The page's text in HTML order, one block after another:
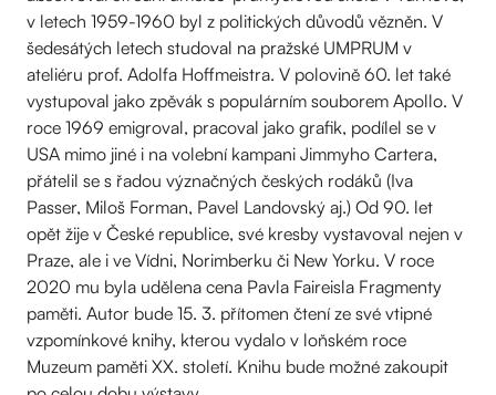
v letech 1959-1960 byl z politických důvodů vězněn. V
šedesátých letech studoval na pražské UMPRUM v
ateliéru prof. Adolfa Hoffmeistra. V polovině 60. let také
vystupoval jako zpěvák s populárním souborem Apollo. V
roce 1969 emigroval, pracoval jako grafik, podílel se v
USA mimo jiné i na volební kampani Jimmyho Cartera,
přátelil se s řadou význačných českých rodáků (Iva
Passer, Miloš Forman, Pavel Landovský aj.) Od 90. let
opět žije v České republice, své kresby vystavoval nejen v
Praze, ale i ve Vídni, Norimberku či New Yorku. V roce
2020 mu byla udělena cena Pavla Faireisla Fragmenty
paměti. Autor bude 15. 3. přítomen čtení ze své vtipné
vzpomínkové knihy, kterou vydalo v loňském roce
Muzeum paměti XX. století. Knihu bude možné zakoupit